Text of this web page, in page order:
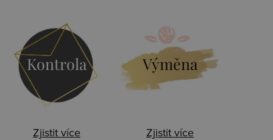
Kontrola
Zjistit více
Výměna
Zjistit více